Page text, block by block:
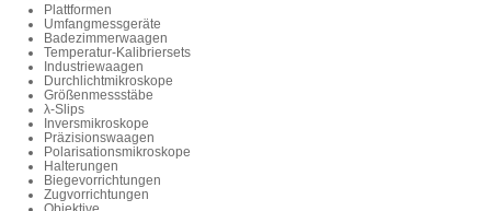
Plattformen
Umfangmessgeräte
Badezimmerwaagen
Temperatur-Kalibriersets
Industriewaagen
Durchlichtmikroskope
Größenmessstäbe
λ-Slips
Inversmikroskope
Präzisionswaagen
Polarisationsmikroskope
Halterungen
Biegevorrichtungen
Zugvorrichtungen